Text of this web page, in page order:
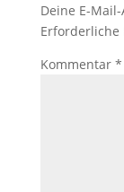
Deine E-
Kommentar *